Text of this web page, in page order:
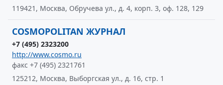
119421, Москва, Обручева ул., д. 4, корп. 3, оф. 128, 129
COSMOPOLITAN ЖУРНАЛ
+7 (495) 2323200
http://www.cosmo.ru
факс +7 (495) 2321761
125212, Москва, Выборгская ул., д. 16, стр. 1